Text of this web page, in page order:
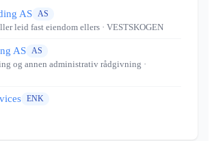
AS AS
leid fast eiendom ellers · VESTSKOGEN
AS AS
og annen administrativ rådgivning ·
ENK